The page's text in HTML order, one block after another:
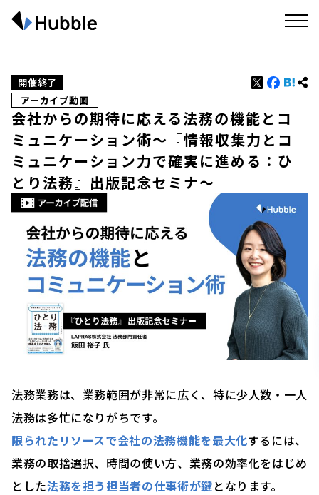
開催終了
アーカイブ動画
会社からの期待に応える法務の機能とコ
ミュニケーション術〜『情報収集力とコ
ミュニケーション力で確実に進める：ひ
とり法務』出版記念セミナ〜
法務業務は、業務範囲が非常に広く、特に少人数・一人
法務は多忙になりがちです。
限られたリソースで会社の法務機能を最大化するには、
業務の取捨選択、時間の使い方、業務の効率化をはじめ
とした法務を担う担当者の仕事術が鍵となります。